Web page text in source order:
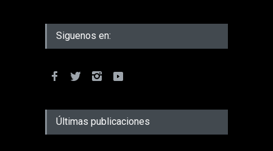
Siguenos en:
Últimas publicaciones